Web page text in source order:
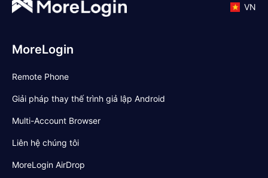
VN
MoreLogin
Remote Phone
Giải pháp thay thế trình giả lập Android
Multi-Account Browser
Liên hệ chúng tôi
MoreLogin AirDrop